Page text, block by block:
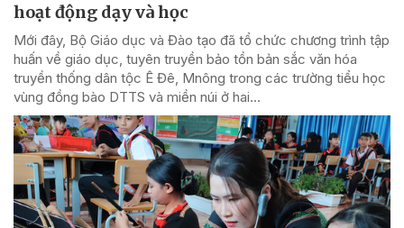
hoạt động dạy và học
Mới đây, Bộ Giáo dục và Đào tạo đã tổ chức chương trình tập
huấn về giáo dục, tuyên truyền bảo tồn bản sắc văn hóa
truyền thống dân tộc Ê Đê, Mnông trong các trường tiểu học
vùng đồng bào DTTS và miền núi ở hai...